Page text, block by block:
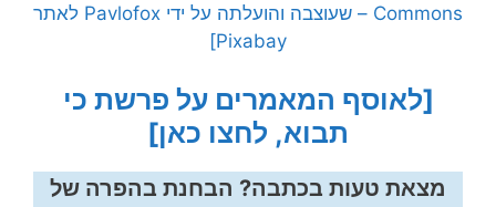
Commons – שעוצבה והועלתה על ידי Pavlofox לאתר
Pixabay]
[לאוסף המאמרים על פרשת כי
תבוא, לחצו כאן]
מצאת טעות בכתבה? הבחנת בהפרה של